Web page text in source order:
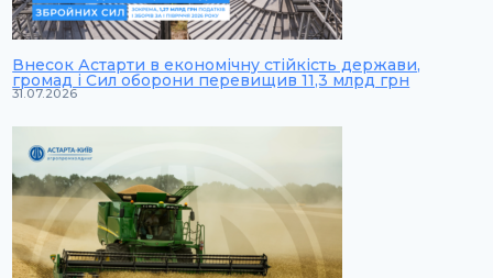
Внесок Астарти в економічну стійкість держави,
громад і Сил оборони перевищив 11,3 млрд грн
31.07.2026